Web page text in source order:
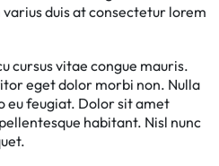
duis at consectetur lorem
cursus vitae congue mauris.
eget dolor morbi non. Nulla
eu feugiat. Dolor sit amet
habitant. Nisl nunc